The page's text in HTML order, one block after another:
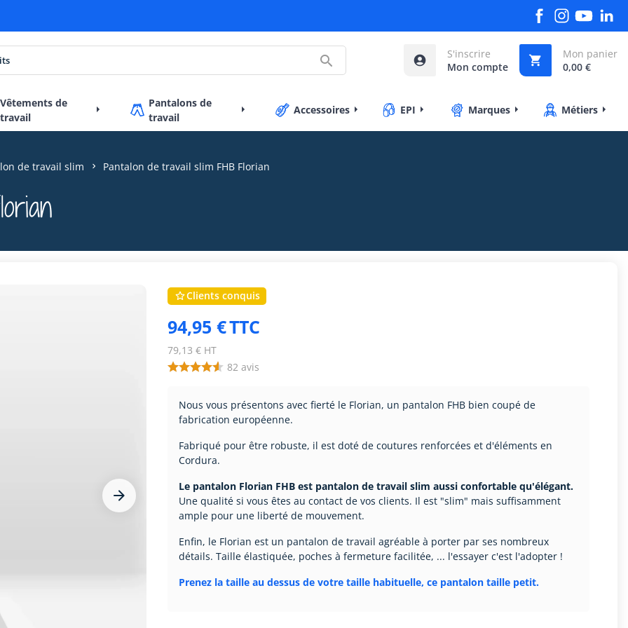
 
S'inscrire
Mon compte

Mon panier
0,00 €
Vêtements de
travail
Pantalons de
travail
Accessoires EPI Marques Métiers
de travail slim Pantalon de travail slim FHB Florian


Clients conquis
94,95 €TTC
79,13 € HT
82 avis
Nous vous présentons avec fierté le Florian, un pantalon FHB bien coupé de
fabrication européenne.
Fabriqué pour être robuste, il est doté de coutures renforcées et d'éléments en
Cordura.
Le pantalon Florian FHB est pantalon de travail slim aussi confortable qu'élégant.
Une qualité si vous êtes au contact de vos clients. Il est "slim" mais suffisamment
ample pour une liberté de mouvement.
Enfin, le Florian est un pantalon de travail agréable à porter par ses nombreux
détails. Taille élastiquée, poches à fermeture facilitée, ... l'essayer c'est l'adopter !
Prenez la taille au dessus de votre taille habituelle, ce pantalon taille petit.